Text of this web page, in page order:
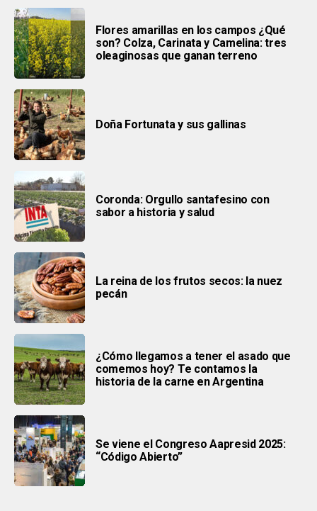
Flores amarillas en los campos ¿Qué
son? Colza, Carinata y Camelina: tres
oleaginosas que ganan terreno
Doña Fortunata y sus gallinas
Coronda: Orgullo santafesino con
sabor a historia y salud
La reina de los frutos secos: la nuez
pecán
¿Cómo llegamos a tener el asado que
comemos hoy? Te contamos la
historia de la carne en Argentina
Se viene el Congreso Aapresid 2025:
“Código Abierto”